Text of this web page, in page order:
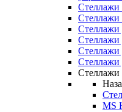
Стеллажи
Стеллажи
Стеллажи
Стеллажи
Стеллажи
Стеллажи
Стеллажи
MS